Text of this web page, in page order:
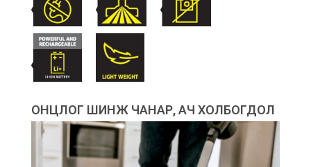
ОНЦЛОГ ШИНЖ ЧАНАР, АЧ ХОЛБОГДОЛ